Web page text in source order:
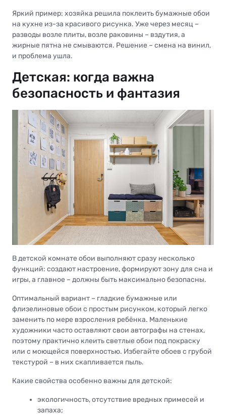
Яркий пример: хозяйка решила поклеить бумажные обои
на кухне из-за красивого рисунка. Уже через месяц –
разводы возле плиты, возле раковины – вздутия, а
жирные пятна не смываются. Решение – смена на винил,
и проблема ушла.
Детская: когда важна
безопасность и фантазия
В детской комнате обои выполняют сразу несколько
функций: создают настроение, формируют зону для сна и
игры, а главное – должны быть максимально безопасны.
Оптимальный вариант – гладкие бумажные или
флизелиновые обои с простым рисунком, который легко
заменить по мере взросления ребёнка. Маленькие
художники часто оставляют свои автографы на стенах,
поэтому практично клеить светлые обои под покраску
или с моющейся поверхностью. Избегайте обоев с грубой
текстурой – в них скапливается пыль.
Какие свойства особенно важны для детской:
экологичность, отсутствие вредных примесей и
запаха;